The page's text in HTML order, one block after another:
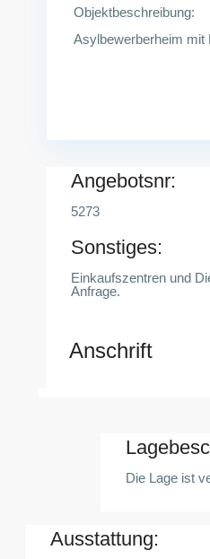
Objektbeschreibung:
Asylbewerberheim mit
Angebotsnr:
5273
Sonstiges:
Einkaufszentren und
Anfrage.
Anschrift
Die Lage ist
Ausstattung: